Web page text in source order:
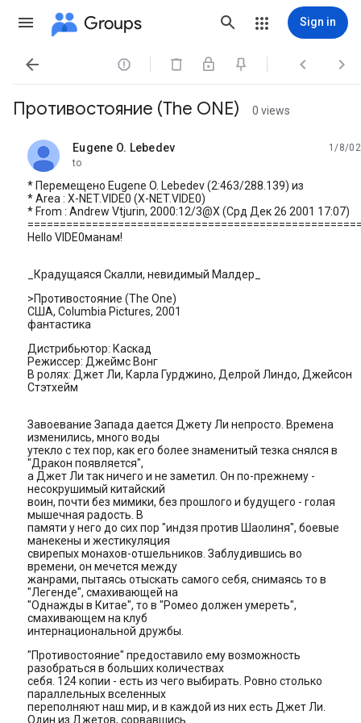
Groups Sign in
   
Противостояние (The ONE) 0 views
Eugene O. Lebedev
unread,
1/8/02
to
* Перемещено Eugene O. Lebedev (2:463/288.139) из
* Area : X-NET.VIDE0 (X-NET.VIDE0)
* From : Andrew Vtjurin, 2000:12/3@X (Сpд Дек 26 2001 17:07)
Hello VIDE0манам!
_Крадущаяся Скалли, невидимый Малдер_
>Противостояние (The One)
США, Columbia Pictures, 2001
фантастика
Дистрибьютор: Каскад
Режиссер: Джеймс Вонг
В ролях: Джет Ли, Карла Гурджино, Делрой Линдо, Джейсон
Стэтхейм
Завоевание Запада дается Джету Ли непросто. Времена
изменились, много воды
утекло с тех пор, как его более знаменитый тезка снялся в
"Дракон появляется",
а Джет Ли так ничего и не заметил. Он по-прежнему -
несокрушимый китайский
воин, почти без мимики, без прошлого и будущего - голая
мышечная радость. В
памяти у него до сих пор "индзя против Шаолиня", боевые
манекены и жестикуляция
свирепых монахов-отшельников. Заблудившись во
времени, он мечется между
жанрами, пытаясь отыскать самого себя, снимаясь то в
"Легенде", смахивающей на
"Однажды в Китае", то в "Ромео должен умереть",
смахивающем на клуб
интернациональной дружбы.
"Противостояние" предоставило ему возможность
разобраться в больших количествах
себя. 124 копии - есть из чего выбирать. Ровно столько
параллельных вселенных
переполняют наш мир, и в каждой из них есть Джет Ли.
Один из Джетов, сорвавшись